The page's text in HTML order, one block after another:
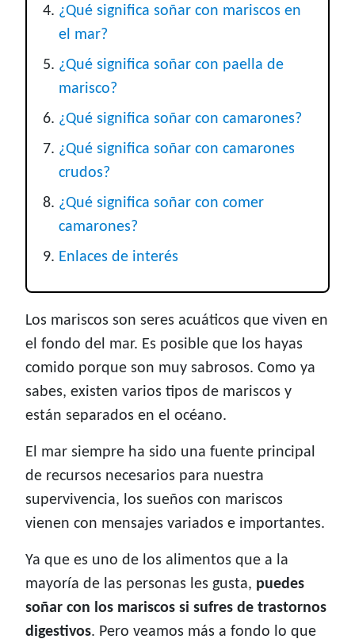
¿Qué significa soñar con mariscos en
el mar?
¿Qué significa soñar con paella de
marisco?
¿Qué significa soñar con camarones?
¿Qué significa soñar con camarones
crudos?
¿Qué significa soñar con comer
camarones?
Enlaces de interés
Los mariscos son seres acuáticos que viven en
el fondo del mar. Es posible que los hayas
comido porque son muy sabrosos. Como ya
sabes, existen varios tipos de mariscos y
están separados en el océano.
El mar siempre ha sido una fuente principal
de recursos necesarios para nuestra
supervivencia, los sueños con mariscos
vienen con mensajes variados e importantes.
Ya que es uno de los alimentos que a la
mayoría de las personas les gusta, puedes
soñar con los mariscos si sufres de trastornos
digestivos. Pero veamos más a fondo lo que